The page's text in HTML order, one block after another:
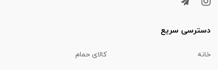
دسترسی سریع
خانه کالای حمام